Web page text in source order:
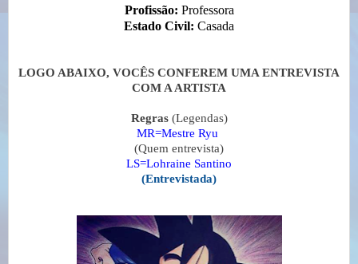
Profissão: Professora
Estado Civil: Casada
LOGO ABAIXO, VOCÊS CONFEREM UMA ENTREVISTA
COM A ARTISTA
Regras (Legendas)
MR=Mestre Ryu
(Quem entrevista)
LS=Lohraine Santino
(Entrevistada)